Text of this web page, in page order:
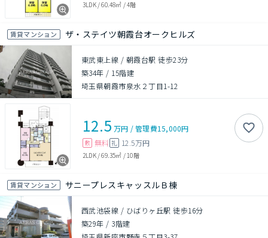
3LDK/60.48㎡ /4階
賃貸マンション ザ・ステイツ朝霞台オークヒルズ
東武東上線 / 朝霞台駅 徒歩23分
築34年 / 15階建
埼玉県朝霞市泉水２丁目1-12
12.5 万円 /管理費15,000円
敷 無料 礼 12.5万円
2LDK/69.35㎡ / 10階
賃貸マンション サニープレスキャッスルＢ棟
西武池袋線 / ひばりヶ丘駅 徒歩16分
築29年 / 3階建